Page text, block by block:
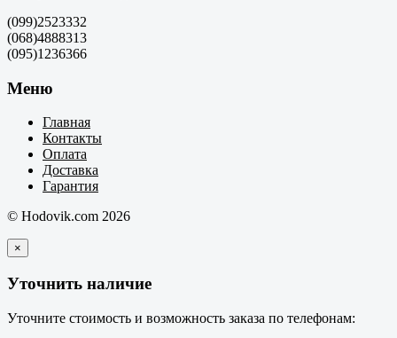
(099)2523332
(068)4888313
(095)1236366
Меню
Главная
Контакты
Оплата
Доставка
Гарантия
© Hodovik.com 2026
×
Уточнить наличие
Уточните стоимость и возможность заказа по телефонам: